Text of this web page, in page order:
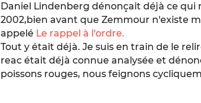
Daniel Lindenberg dénonçait déjà ce qui
2002,bien avant que Zemmour n'existe
appelé Le rappel à l'ordre.
Tout y était déjà. Je suis en train de le
reac était déjà connue analysée et
poissons rouges, nous feignons